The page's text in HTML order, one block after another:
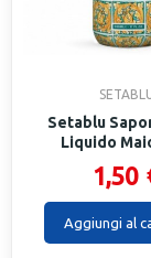
Setablu
Liquido
1,50
Aggiungi al